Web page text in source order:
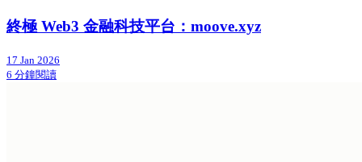
終極 Web3 金融科技平台：moove.xyz
17 Jan 2026
6 分鐘閱讀